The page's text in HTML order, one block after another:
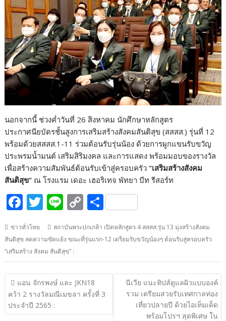
นอกจากนี้ ช่วงค่ำวันที่ 26 สิงหาคม นักศึกษาหลักสูตร
ประกาศนียบัตรชั้นสูงการเสริมสร้างสังคมสันติสุข (สสสส.) รุ่นที่ 12
พร้อมด้วยสสสส.1-11 ร่วมต้อนรับรุ่นน้อง ด้วยการผูกแขนรับขวัญ
ประพรมน้ำมนต์ เสริมสิริมงคล และการแสดง พร้อมมอบของรางวัล
เพื่อสร้างความสัมพันธ์ต้อนรับเข้าสู่ครอบครัว“เสริมสร้างสังคม
สันติสุข” ณ โรงแรม เดอะ เฮอริเทจ พัทยา บีท รีสอร์ท
F
ac
e
b
o
o
k
T
itt
er
Li
e
C
p
y
Li
n
k
S
ar
ข่าวทั่วไทย
สถาบันพระปกเกล้า เปิดหลักสูตร 4 สสสส.รุ่น 13 มุ่งสร้างสังคม
สันติสุข ลดความขัดแย้ง ขณะที่รุ่นแรก-12 เตรียมรับขวัญน้องๆ ต้อนรับสู่ครอบครัว
“เสริมสร้าง สังคม สันติสุข” :
แนะแนว
เรื่อง
แอน จักรพงษ์ และ JKN18
คว้า 2 รางวัลมณีเมขลา ครั้งที่ 3
ประจำปี 2565 :
นีเวีย แนะทิปส์ดูแลผิวแบบองค์
รวม เตรียมสวยรับเทศกาลท่อง
เที่ยวปลายปี ด้วยไอเท็มเด็ด
พร้อมโปรฯ สุดพิเศษ ใน